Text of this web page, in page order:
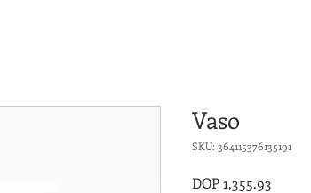
Vaso
SKU: 364115376135191
DOP 1,355.93